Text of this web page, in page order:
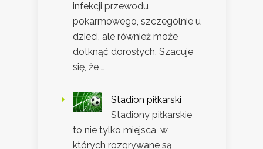
infekcji przewodu
pokarmowego, szczególnie u
dzieci, ale również może
dotknąć dorosłych. Szacuje
się, że …
Stadion piłkarski
Stadiony piłkarskie
to nie tylko miejsca, w
których rozgrywane są